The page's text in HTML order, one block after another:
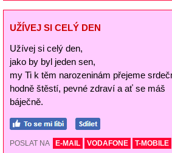
UŽÍVEJ SI CELÝ DEN
Užívej si celý den,
jako by byl jeden sen,
my Ti k těm narozeninám přejeme
hodně štěstí, pevné zdraví a ať se máš
báječně.
POSLAT NA E-MAIL VODAFONE T-MOBILE